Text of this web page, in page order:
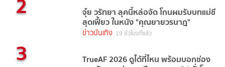
จุ๋ย วรัทยา ลุคนี้หล่อจัด โกนผมรับบทแม่ชี
สุดเฟี้ยว ในหนัง "คุณยายวรนาฎ"
ข่าวบันเทิง 19 ชั่วโมงที่แล้ว
3 TrueAF 2026 ดูได้ที่ไหน พร้อมบอกช่อง